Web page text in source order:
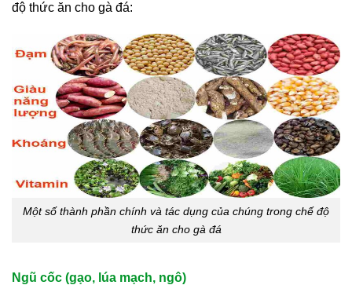
độ thức ăn cho gà đá:
Một số thành phần chính và tác dụng của chúng trong chế độ
thức ăn cho gà đá
Ngũ cốc (gạo, lúa mạch, ngô)